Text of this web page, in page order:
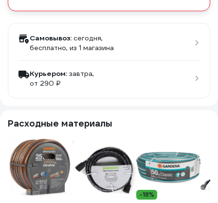
Самовывоз: сегодня,
бесплатно, из 1 магазина
Курьером: завтра,
от 290 ₽
Расходные материалы
-18%